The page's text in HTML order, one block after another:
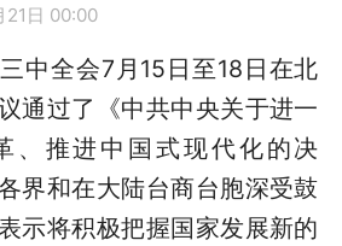
21日 00:00
全会7月15日至18日在北
通过了《中共中央关于进一
、推进中国式现代化的决
界和在大陆台商台胞深受鼓
示将积极把握国家发展新的